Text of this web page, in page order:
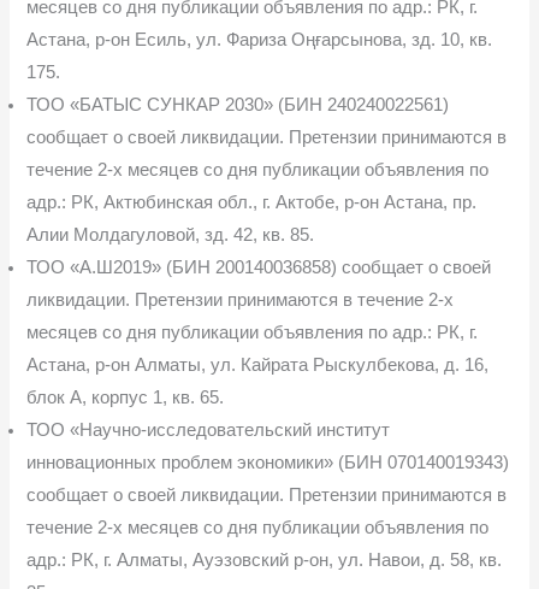
месяцев со дня публикации объявления по адр.: РК, г.
Астана, р-он Есиль, ул. Фариза Оңғарсынова, зд. 10, кв.
175.
ТОО «БАТЫС СУНКАР 2030» (БИН 240240022561)
сообщает о своей ликвидации. Претензии принимаются в
течение 2-х месяцев со дня публикации объявления по
адр.: РК, Актюбинская обл., г. Актобе, р-он Астана, пр.
Алии Молдагуловой, зд. 42, кв. 85.
ТОО «А.Ш2019» (БИН 200140036858) сообщает о своей
ликвидации. Претензии принимаются в течение 2-х
месяцев со дня публикации объявления по адр.: РК, г.
Астана, р-он Алматы, ул. Кайрата Рыскулбекова, д. 16,
блок А, корпус 1, кв. 65.
ТОО «Научно-исследовательский институт
инновационных проблем экономики» (БИН 070140019343)
сообщает о своей ликвидации. Претензии принимаются в
течение 2-х месяцев со дня публикации объявления по
адр.: РК, г. Алматы, Ауэзовский р-он, ул. Навои, д. 58, кв.